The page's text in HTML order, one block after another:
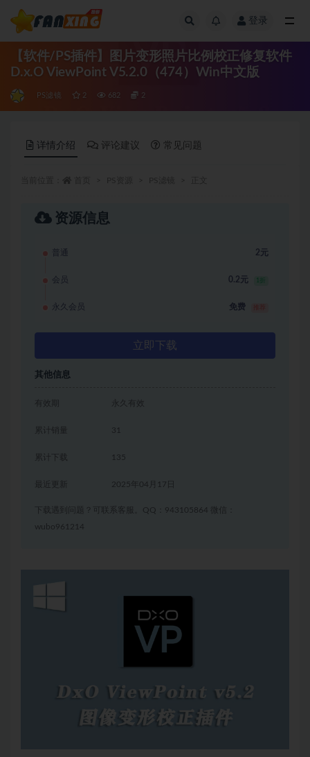
登录
【软件/PS插件】图片变形照片比例校正修复软件
D.x.O ViewPoint V5.2.0（474）Win中文版
PS滤镜 2 682 2
详情介绍 评论建议 常见问题
资源信息
普通 2元
会员 0.2元 1折
永久会员 免费
立即下载
其他信息
有效期 永久有效
累计销量 31
累计下载 135
2025年04月17日
下载遇到问题？可联系客服。QQ：943105864 微信：
wubo961214